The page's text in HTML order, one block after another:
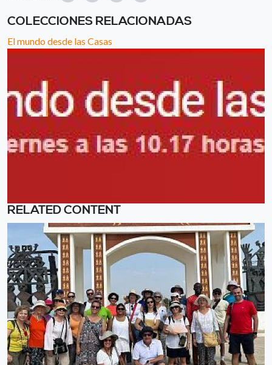
COLECCIONES RELACIONADAS
El mundo desde las Casas
RELATED CONTENT